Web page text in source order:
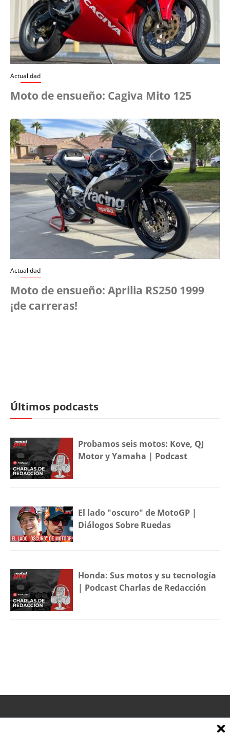
Actualidad
Moto de ensueño: Cagiva Mito 125
Actualidad
Moto de ensueño: Aprilia RS250 1999
¡de carreras!
Últimos podcasts
Probamos seis motos: Kove, QJ
Motor y Yamaha | Podcast
El lado "oscuro" de MotoGP |
Diálogos Sobre Ruedas
Honda: Sus motos y su tecnología
| Podcast Charlas de Redacción
TRABAJAMOS EN